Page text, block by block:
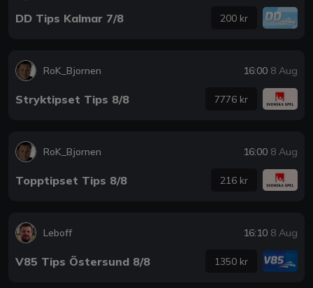
DD Tips Kalmar 7/8 200 kr
RoK_Bjornen 16:00 8 Aug
Stryktipset Tips 8/8 7776 kr
RoK_Bjornen 16:00 8 Aug
Topptipset Tips 8/8 216 kr
Leboff 16:10 8 Aug
V85 Tips Östersund 8/8 1350 kr